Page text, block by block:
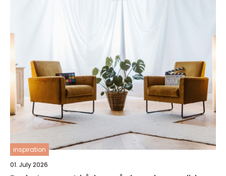
inspiration
01. July 2026